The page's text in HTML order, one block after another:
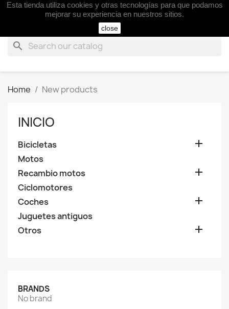
search
Home New products
INICIO
Bicicletas 
Motos
Recambio motos

Ciclomotores
Coches

Juguetes antiguos
Otros

BRANDS
No brand
Esta tienda utiliza cookies y otras tecnologías para que podamos
mejorar su experiencia en nuestros sitios.
close